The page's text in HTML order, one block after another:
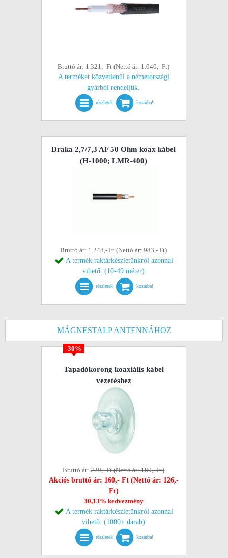
Bruttó ár: 1.321,- Ft (Nettó ár: 1.040,- Ft)
A terméket közvetlenül a németországi
gyárból rendeljük.
részletek kosárba!
Draka 2,7/7,3 AF 50 Ohm koax kábel
(H-1000; LMR-400)
Bruttó ár: 1.248,- Ft (Nettó ár: 983,- Ft)
A termék raktárkészletünkről azonnal
vihető. (10-49 méter)
részletek kosárba!
MÁGNESTALP ANTENNÁHOZ
-30%
Tapadókorong koaxiális kábel
vezetéshez
Bruttó ár:229,- Ft (Nettó ár: 180,- Ft)
Akciós bruttó ár: 160,- Ft (Nettó ár: 126,-
Ft)
30,13% kedvezmény
A termék raktárkészletünkről azonnal
vihető. (1000+ darab)
részletek kosárba!